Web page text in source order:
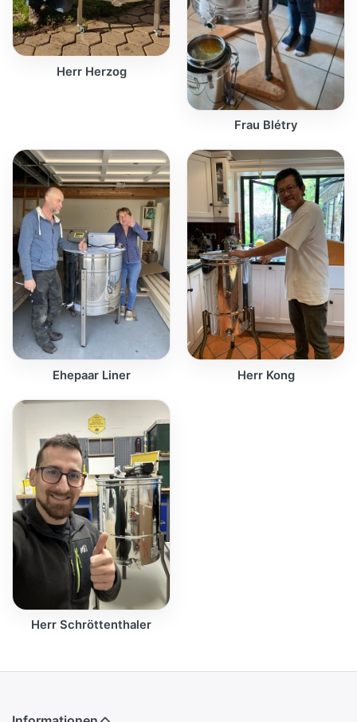
Herr Herzog
Frau Blétry
Ehepaar Liner Herr Kong
Herr Schröttenthaler